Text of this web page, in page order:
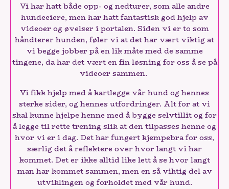
Vi har hatt både opp- og nedturer, som alle andre
hundeeiere, men har hatt fantastisk god hjelp av
videoer og øvelser i portalen. Siden vi er to som
håndterer hunden, føler vi at det har vært viktig at
vi begge jobber på en lik måte med de samme
tingene, da har det vært en fin løsning for oss å se på
videoer sammen.
Vi fikk hjelp med å kartlegge vår hund og hennes
sterke sider, og hennes utfordringer. Alt for at vi
skal kunne hjelpe henne med å bygge selvtillit og for
å legge til rette trening slik at den tilpasses henne og
hvor vi er i dag. Det har fungert kjempebra for oss,
særlig det å reflektere over hvor langt vi har
kommet. Det er ikke alltid like lett å se hvor langt
man har kommet sammen, men en så viktig del av
utviklingen og forholdet med vår hund.